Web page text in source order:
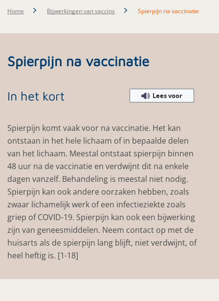
Home Bijwerkingen van vaccins Spierpijn na vaccinatie
Spierpijn na vaccinatie
In het kort Lees voor
Spierpijn komt vaak voor na vaccinatie. Het kan
ontstaan in het hele lichaam of in bepaalde delen
van het lichaam. Meestal ontstaat spierpijn binnen
48 uur na de vaccinatie en verdwijnt dit na enkele
dagen vanzelf. Behandeling is meestal niet nodig.
Spierpijn kan ook andere oorzaken hebben, zoals
zwaar lichamelijk werk of een infectieziekte zoals
griep of COVID-19. Spierpijn kan ook een bijwerking
zijn van geneesmiddelen. Neem contact op met de
huisarts als de spierpijn lang blijft, niet verdwijnt, of
heel heftig is. [1-18]